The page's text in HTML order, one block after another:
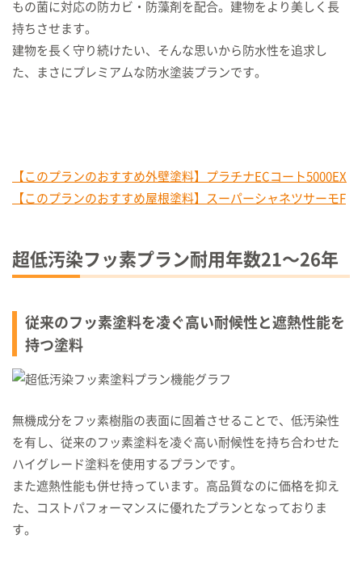
もの菌に対応の防カビ・防藻剤を配合。建物をより美しく長
持ちさせます。
建物を長く守り続けたい、そんな思いから防水性を追求し
た、まさにプレミアムな防水塗装プランです。
【このプランのおすすめ外壁塗料】プラチナECコート5000EX
【このプランのおすすめ屋根塗料】スーパーシャネツサーモF
超低汚染フッ素プラン耐用年数21〜26年
従来のフッ素塗料を凌ぐ高い耐候性と遮熱性能を
持つ塗料
無機成分をフッ素樹脂の表面に固着させることで、低汚染性
を有し、従来のフッ素塗料を凌ぐ高い耐候性を持ち合わせた
ハイグレード塗料を使用するプランです。
また遮熱性能も併せ持っています。高品質なのに価格を抑え
た、コストパフォーマンスに優れたプランとなっておりま
す。